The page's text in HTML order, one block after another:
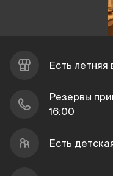
Есть летняя
Резервы
16:00
Есть